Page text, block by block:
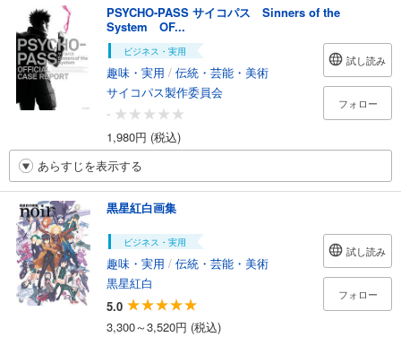
PSYCHO-PASS サイコパス Sinners of the
System OF...
ビジネス・実用
趣味・実用 / 伝統・芸能・美術
サイコパス製作委員会
-
1,980円 (税込)
試し読み
フォロー
あらすじを表示する
黒星紅白画集
ビジネス・実用
趣味・実用 / 伝統・芸能・美術
黒星紅白
5.0
3,300～3,520円 (税込)
試し読み
フォロー